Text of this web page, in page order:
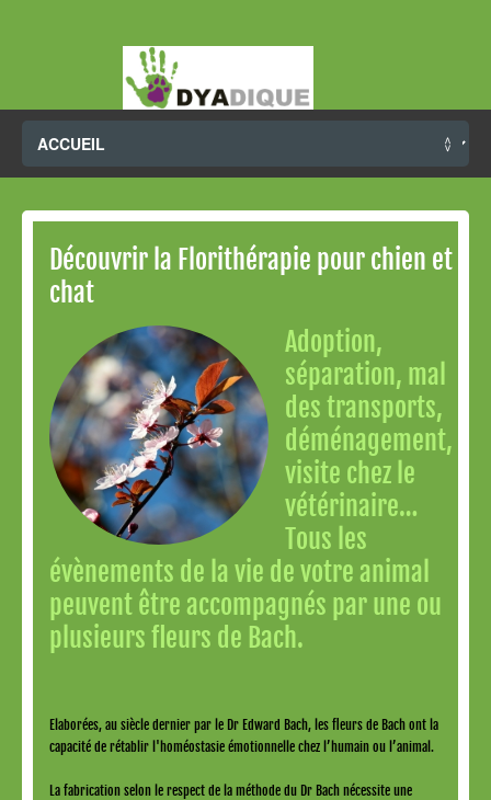
Découvrir la Florithérapie pour chien et
chat
Adoption,
séparation, mal
des transports,
déménagement,
visite chez le
vétérinaire…
Tous les
évènements de la vie de votre animal
peuvent être accompagnés par une ou
plusieurs fleurs de Bach.
Elaborées, au siècle dernier par le Dr Edward Bach, les fleurs de Bach ont la
capacité de rétablir l'homéostasie émotionnelle chez l’humain ou l’animal.
La fabrication selon le respect de la méthode du Dr Bach nécessite une